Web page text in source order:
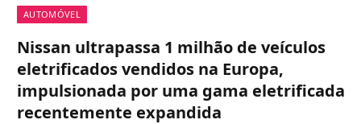
AUTOMÓVEL
Nissan ultrapassa 1 milhão de veículos
eletrificados vendidos na Europa,
impulsionada por uma gama eletrificada
recentemente expandida